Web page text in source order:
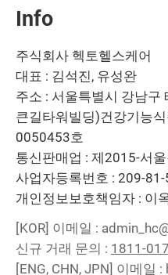
Info
주식회사 헥토헬스케어
대표 : 김석진, 유성완
주소 : 서울특별시 강남구
큰길타워빌딩)건강기능
0050453호
통신판매업 : 제2015-서
사업자등록번호 : 209-
개인정보보호책임자 : 이
[KOR] 이메일 :
신규 거래 문의 : 1811-
[ENG, CHN, JPN] 이메일 :